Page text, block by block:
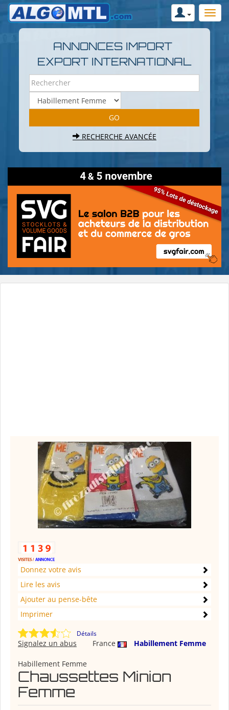
ANNONCES IMPORT
EXPORT INTERNATIONAL
RECHERCHE AVANCÉE
Donnez votre avis
Lire les avis
Ajouter au pense-bête
Imprimer
Détails
France Habillement Femme
Signalez un abus
Habillement Femme
Chaussettes Minion
Femme